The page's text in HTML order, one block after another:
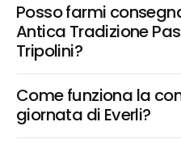
Posso farmi
Antica Tradizione
Tripolini?
Come funziona la
giornata di Everli?